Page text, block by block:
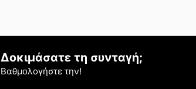
Δοκιμάσατε τη συνταγή;
Βαθμολογήστε την!